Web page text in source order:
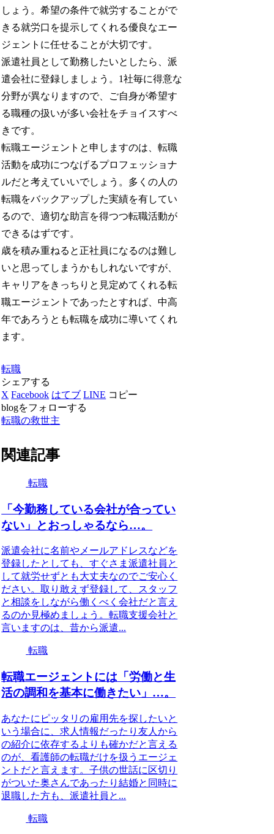
しょう。希望の条件で就労することがで
きる就労口を提示してくれる優良なエー
ジェントに任せることが大切です。
派遣社員として勤務したいとしたら、派
遣会社に登録しましょう。1社毎に得意な
分野が異なりますので、ご自身が希望す
る職種の扱いが多い会社をチョイスすべ
きです。
転職エージェントと申しますのは、転職
活動を成功につなげるプロフェッショナ
ルだと考えていいでしょう。多くの人の
転職をバックアップした実績を有してい
るので、適切な助言を得つつ転職活動が
できるはずです。
歳を積み重ねると正社員になるのは難し
いと思ってしまうかもしれないですが、
キャリアをきっちりと見定めてくれる転
職エージェントであったとすれば、中高
年であろうとも転職を成功に導いてくれ
ます。
転職
シェアする
X Facebook はてブ LINE コピー
blogをフォローする
転職の救世主
関連記事
転職
「今勤務している会社が合ってい
ない」とおっしゃるなら…。
派遣会社に名前やメールアドレスなどを
登録したとしても、すぐさま派遣社員と
して就労せずとも大丈夫なのでご安心く
ださい。取り敢えず登録して、スタッフ
と相談をしながら働くべく会社だと言え
るのか見極めましょう。転職支援会社と
言いますのは、昔から派遣...
転職
転職エージェントには「労働と生
活の調和を基本に働きたい」…。
あなたにピッタリの雇用先を探したいと
いう場合に、求人情報だったり友人から
の紹介に依存するよりも確かだと言える
のが、看護師の転職だけを扱うエージェ
ントだと言えます。子供の世話に区切り
がついた奥さんであったり結婚と同時に
退職した方も、派遣社員と...
転職